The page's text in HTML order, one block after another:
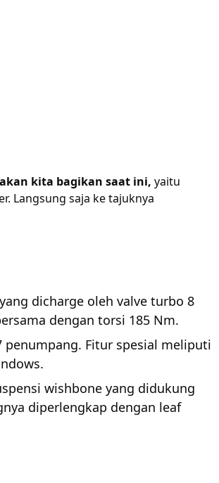
kita bagikan saat ini, yaitu
Langsung saja ke tajuknya
dicharge oleh valve turbo 8
dengan torsi 185 Nm.
penumpang. Fitur spesial meliputi
wishbone yang didukung
diperlengkap dengan leaf